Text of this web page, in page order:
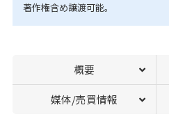
著作権含め譲渡可能。
概要
媒体/売買情報